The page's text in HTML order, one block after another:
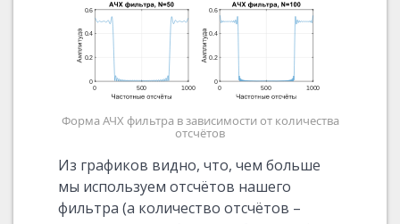
Форма АЧХ фильтра в зависимости от количества
отсчётов
Из графиков видно, что, чем больше
мы используем отсчётов нашего
фильтра (а количество отсчётов –